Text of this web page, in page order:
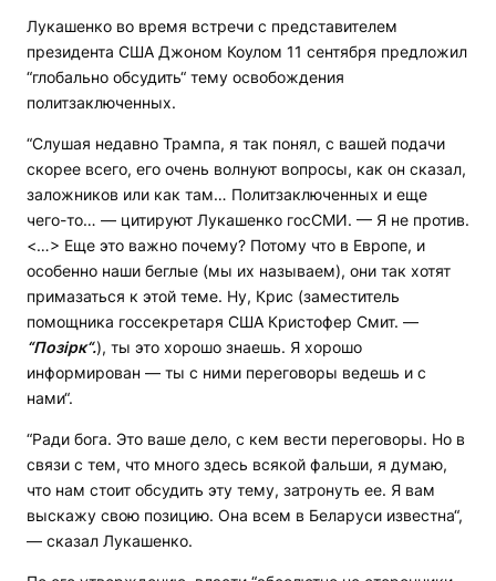
Лукашенко во время встречи с представителем
президента США Джоном Коулом 11 сентября предложил
“глобально обсудить“ тему освобождения
политзаключенных.
“Слушая недавно Трампа, я так понял, с вашей подачи
скорее всего, его очень волнуют вопросы, как он сказал,
заложников или как там… Политзаключенных и еще
чего-то… — цитируют Лукашенко госСМИ. — Я не против.
<…> Еще это важно почему? Потому что в Европе, и
особенно наши беглые (мы их называем), они так хотят
примазаться к этой теме. Ну, Крис (заместитель
помощника госсекретаря США Кристофер Смит. —
“Позірк“.), ты это хорошо знаешь. Я хорошо
информирован — ты с ними переговоры ведешь и с
нами“.
“Ради бога. Это ваше дело, с кем вести переговоры. Но в
связи с тем, что много здесь всякой фальши, я думаю,
что нам стоит обсудить эту тему, затронуть ее. Я вам
выскажу свою позицию. Она всем в Беларуси известна“,
— сказал Лукашенко.